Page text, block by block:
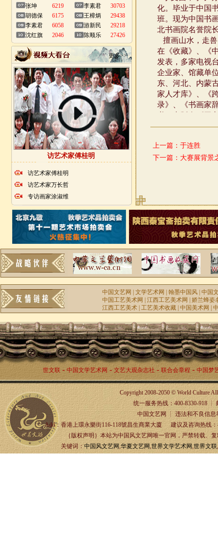
张坤
6219
胡德保
6175
李素君
6058
沈红旗
2046
李素君
30703
王樟炳
29438
游新民
29218
陈顺乐
27426
更多>>
访艺术家傅桂明
访艺术家傅桂明
访艺术家万长哲
专访画家涂淑维
上一篇： 于连胜
下一篇： 大赛展背景
中国文艺网 |文学艺术网 |翰墨中国风 |中国
中国工艺美术网
|江西工艺美术网 |娇兰蜂姿
江西工艺美术 |工艺美术收藏 |中国美术网 |
世文联- 中国文学艺术网 - 文艺大观杂志社 - 联合会章程- 中国梦
Copyright 2008-2050 © World Culture
统一服务热线：400-8330-918 ┊ 邮箱
中国文艺网 ┊ 违法和不良信息举
Add：香港上環永樂街116-118號昌生商業大廈 建议及咨询热线
｛版权声明｝本站为中国风文艺网唯一官网，严禁转载、复制
关键词：中国风文艺网,华夏文艺网,世界文学艺术网,世界文联,